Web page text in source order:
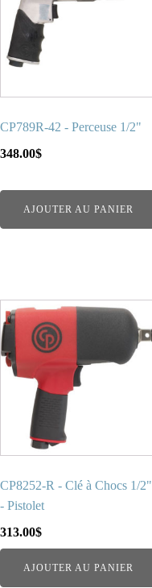
CP789R-42 - Perceuse 1/2"
348.00$
AJOUTER AU PANIER
CP8252-R - Clé à Chocs 1/2"
- Pistolet
313.00$
AJOUTER AU PANIER